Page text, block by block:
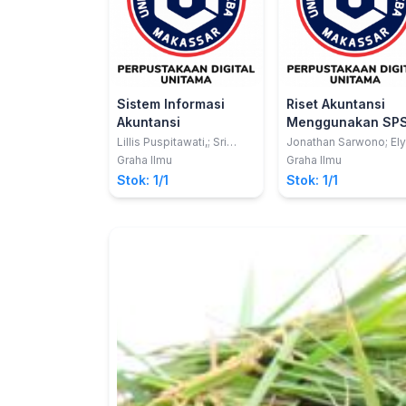
Sistem Informasi
Akuntansi
Lillis Puspitawati,; Sri
Dewi Anggadini
Graha Ilmu
Stok: 1/1
Riset Akuntansi
Menggunakan
Jonathan Sarwono; Ely
Suhayat
Graha Ilmu
Stok: 1/1